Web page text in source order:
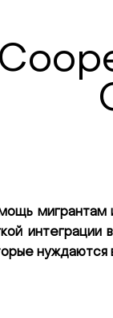
нуждаются